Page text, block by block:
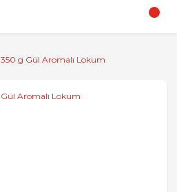
350 g Gül Aromalı Lokum